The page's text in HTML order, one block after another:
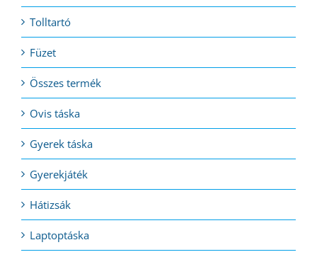
Tolltartó
Füzet
Összes termék
Ovis táska
Gyerek táska
Gyerekjáték
Hátizsák
Laptoptáska